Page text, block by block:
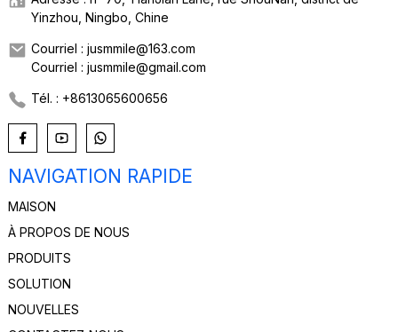
Yinzhou, Ningbo, Chine
Courriel : jusmmile@163.com
Courriel : jusmmile@gmail.com
Tél. : +8613065600656
NAVIGATION RAPIDE
MAISON
À PROPOS DE NOUS
PRODUITS
SOLUTION
NOUVELLES